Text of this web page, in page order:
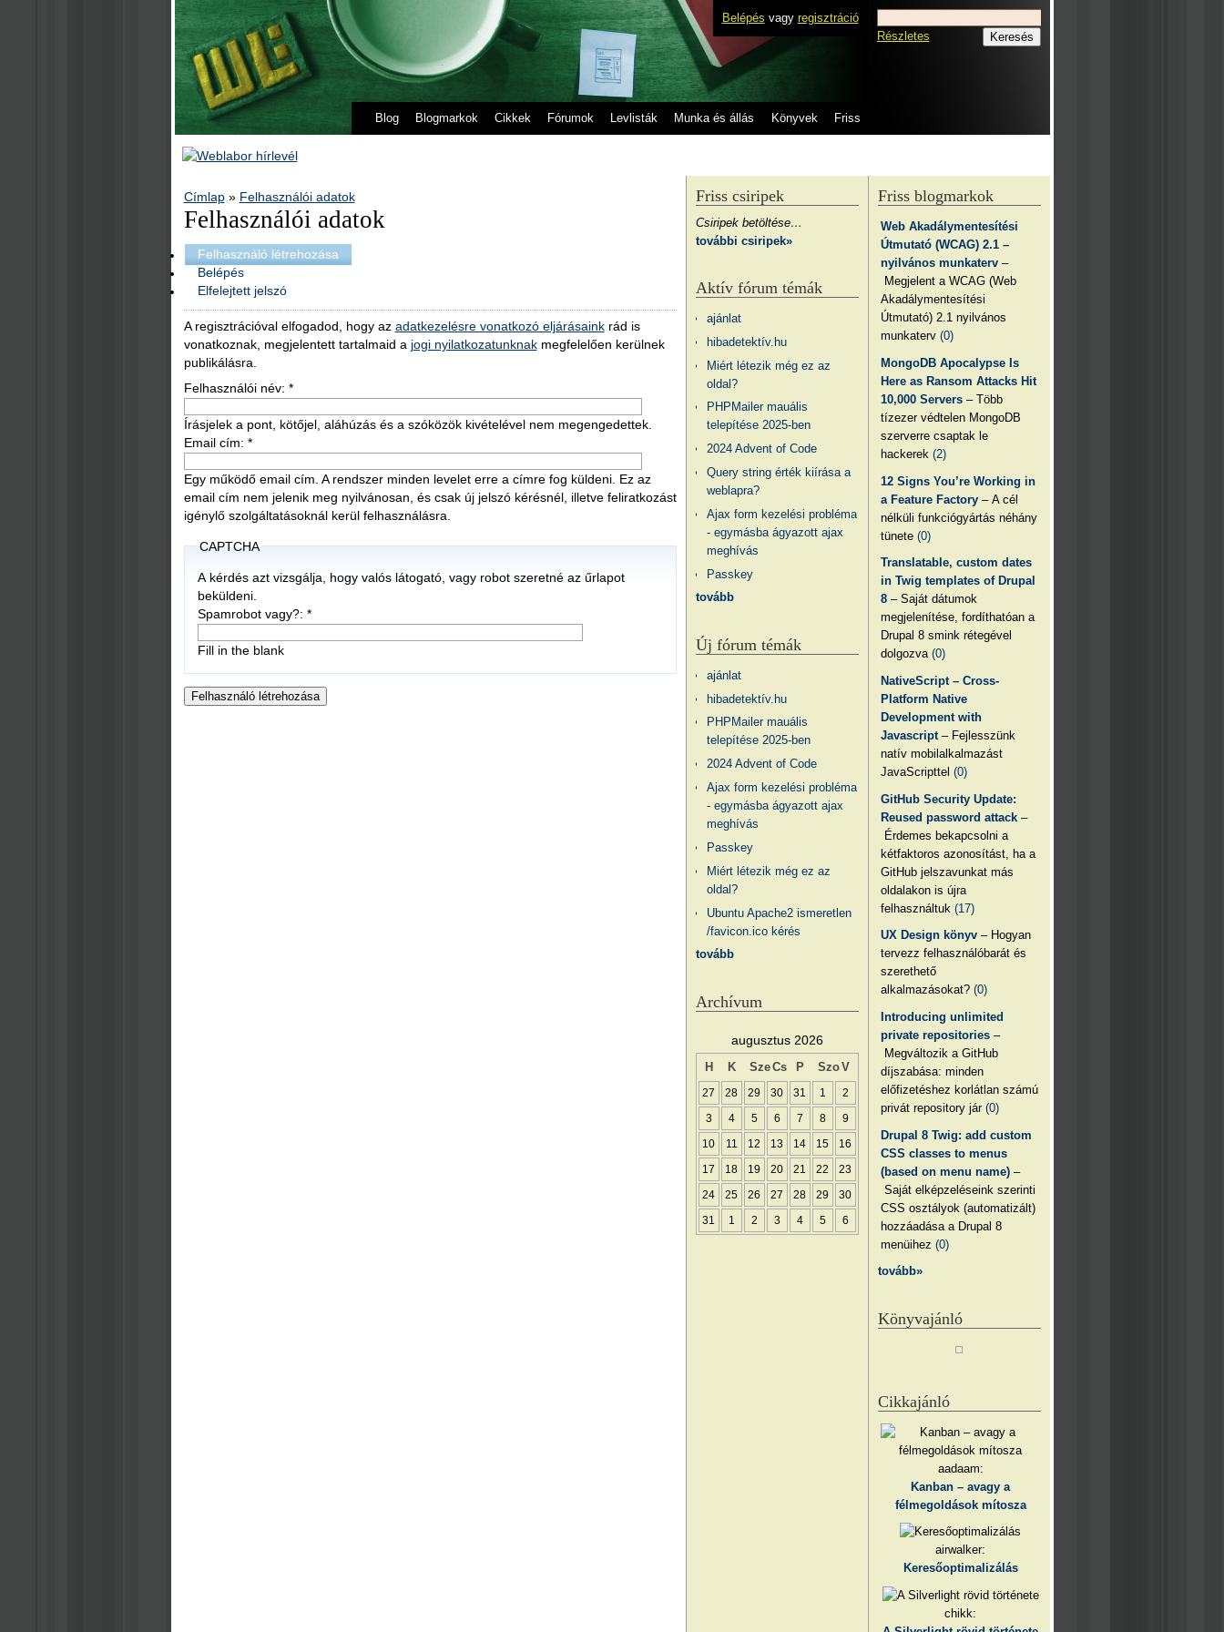
Belépés vagy regisztráció
Blog Blogmarkok Cikkek Fórumok Levlisták Munka és állás Könyvek Friss
Részletes
Címlap» Felhasználói adatok
Felhasználói adatok
Felhasználó létrehozása
Belépés
Elfelejtett jelszó
A regisztrációval elfogadod, hogy az adatkezelésre vonatkozó eljárásainkrád is
vonatkoznak, megjelentett tartalmaid a jogi nyilatkozatunknakmegfelelően kerülnek
publikálásra.
Felhasználói név: *
Írásjelek a pont, kötőjel, aláhúzás és a szóközök kivételével nem megengedettek.
Email cím: *
Egy működő email cím. A rendszer minden levelet erre a címre fog küldeni. Ez az
email cím nem jelenik meg nyilvánosan, és csak új jelszó kérésnél, illetve feliratkozást
igénylő szolgáltatásoknál kerül felhasználásra.
CAPTCHA
A kérdés azt vizsgálja, hogy valós látogató, vagy robot szeretné az űrlapot
beküldeni.
Spamrobot vagy?: *
Fill in the blank
Friss blogmarkok
Web Akadálymentesítési
Útmutató (WCAG) 2.1 –
nyilvános munkaterv –
Megjelent a WCAG (Web
Akadálymentesítési
Útmutató) 2.1 nyilvános
munkaterv(0)
MongoDB Apocalypse Is
Here as Ransom Attacks Hit
10,000 Servers – Több
tízezer védtelen MongoDB
szerverre csaptak le
hackerek(2)
12 Signs You’re Working in
a Feature Factory – A cél
nélküli funkciógyártás néhány
tünete(0)
Translatable, custom dates
in Twig templates of Drupal
8 – Saját dátumok
megjelenítése, fordíthatóan a
Drupal 8 smink rétegével
dolgozva(0)
NativeScript – Cross-
Platform Native
Development with
Javascript – Fejlesszünk
natív mobilalkalmazást
JavaScripttel(0)
GitHub Security Update:
Reused password attack –
Érdemes bekapcsolni a
kétfaktoros azonosítást, ha a
GitHub jelszavunkat más
oldalakon is újra
felhasználtuk(17)
UX Design könyv – Hogyan
tervezz felhasználóbarát és
szerethető
alkalmazásokat?(0)
Introducing unlimited
private repositories –
Megváltozik a GitHub
díjszabása: minden
előfizetéshez korlátlan számú
privát repository jár(0)
Drupal 8 Twig: add custom
CSS classes to menus
(based on menu name) –
Saját elképzeléseink szerinti
CSS osztályok (automatizált)
hozzáadása a Drupal 8
menüihez(0)
tovább»
Könyvajánló
Cikkajánló
aadaam:
Kanban – avagy a
félmegoldások mítosza
airwalker:
Keresőoptimalizálás
chikk:
Friss csiripek
Csiripek betöltése…
további csiripek»
Aktív fórum témák
ajánlat
hibadetektív.hu
Miért létezik még ez az
oldal?
PHPMailer mauális
telepítése 2025-ben
2024 Advent of Code
Query string érték kiírása a
weblapra?
Ajax form kezelési probléma
- egymásba ágyazott ajax
meghívás
Passkey
tovább
Új fórum témák
ajánlat
hibadetektív.hu
PHPMailer mauális
telepítése 2025-ben
2024 Advent of Code
Ajax form kezelési probléma
- egymásba ágyazott ajax
meghívás
Passkey
Miért létezik még ez az
oldal?
Ubuntu Apache2 ismeretlen
/favicon.ico kérés
tovább
Archívum
augusztus 2026
H K SzeCs P SzoV
27 28 29 30 31 1 2
3 4 5 6 7 8 9
10 11 12 13 14 15 16
17 18 19 20 21 22 23
24 25 26 27 28 29 30
31 1 2 3 4 5 6